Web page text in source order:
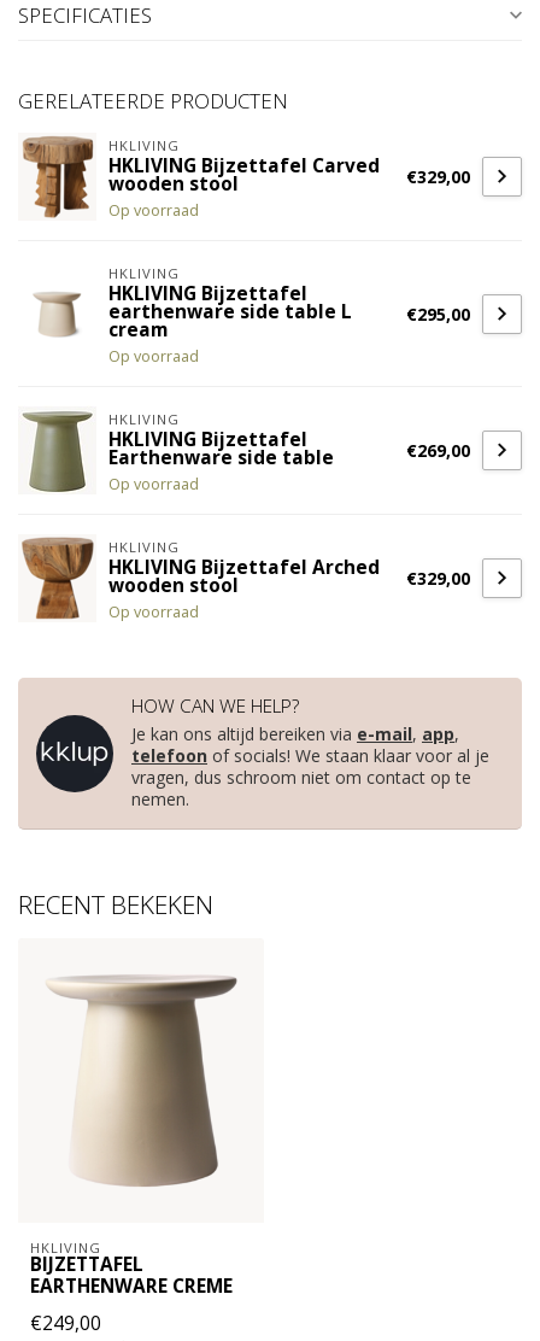
SPECIFICATIES
GERELATEERDE PRODUCTEN
HKLIVING
HKLIVING Bijzettafel Carved
wooden stool
Op voorraad
€329,00
HKLIVING
HKLIVING Bijzettafel
earthenware side table L
cream
Op voorraad
€295,00
HKLIVING
HKLIVING Bijzettafel
Earthenware side table
Op voorraad
€269,00
HKLIVING
HKLIVING Bijzettafel Arched
wooden stool
Op voorraad
€329,00
HOW CAN WE HELP?
Je kan ons altijd bereiken via e-mail, app,
telefoon of socials! We staan klaar voor al je
vragen, dus schroom niet om contact op te
nemen.
RECENT BEKEKEN
HKLIVING
BIJZETTAFEL
EARTHENWARE CREME
€249,00